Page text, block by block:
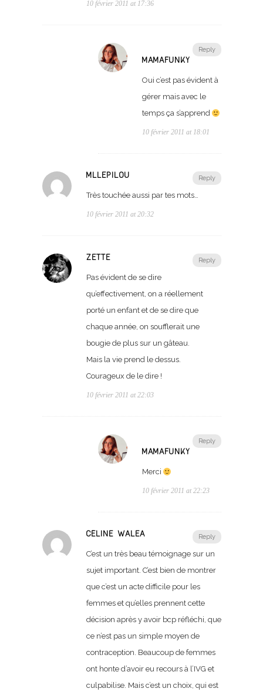
10 février 2011 at 17:36
Reply
MAMAFUNKY
Oui c’est pas évident à
gérer mais avec le
temps ça s’apprend
10 février 2011 at 18:01
Reply
MLLEPILOU
Très touchée aussi par tes mots…
10 février 2011 at 20:32
Reply
ZETTE
Pas évident de se dire
qu’effectivement, on a réellement
porté un enfant et de se dire que
chaque année, on soufflerait une
bougie de plus sur un gâteau.
Mais la vie prend le dessus.
Courageux de le dire !
10 février 2011 at 22:03
Reply
MAMAFUNKY
Merci
10 février 2011 at 22:23
Reply
CÉLINE WALEA
C’est un très beau témoignage sur un
sujet important. C’est bien de montrer
que c’est un acte difficile pour les
femmes et qu’elles prennent cette
décision après y avoir bcp réfléchi, que
ce n’est pas un simple moyen de
contraception. Beaucoup de femmes
ont honte d’avoir eu recours à l’IVG et
culpabilise. Mais c’est un choix, qui est